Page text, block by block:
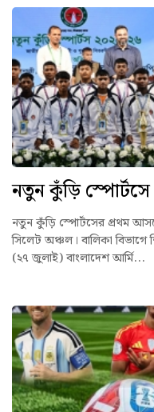
নতুন কুঁড়ি
নতুন কুঁড়ি স্পোর্টসের প্রথম
সিলেট অঞ্চল। বালিকা
(২৭ জুলাই) বাংলাদেশ আর্মি...